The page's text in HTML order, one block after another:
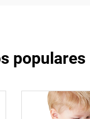
populares